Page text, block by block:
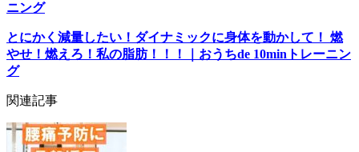
ニング
とにかく減量したい！ダイナミックに身体を動かして！ 燃
やせ！燃えろ！私の脂肪！！！｜おうちde 10minトレーニン
グ
関連記事